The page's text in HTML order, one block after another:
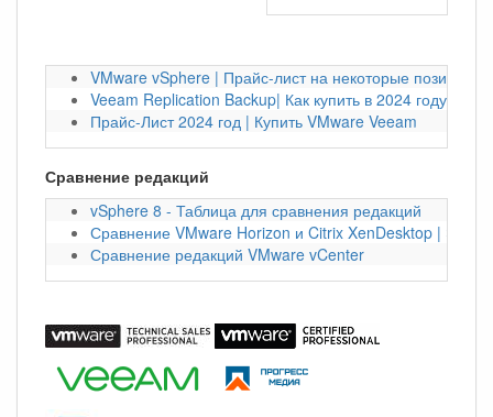
VMware vSphere | Прайс-лист на некоторые позиции
Veeam Replication Backup| Как купить в 2024 году?
Прайс-Лист 2024 год | Купить VMware Veeam
Сравнение редакций
vSphere 8 - Таблица для сравнения редакций
Сравнение VMware Horizon и Citrix XenDesktop |
Сравнение редакций VMware vCenter